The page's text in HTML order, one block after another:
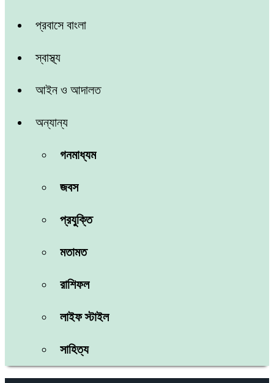
প্রবাসে বাংলা
স্বাস্থ্য
আইন ও আদালত
অন্যান্য
গনমাধ্যম
জবস
প্রযুক্তি
মতামত
রাশিফল
লাইফ স্টাইল
সাহিত্য